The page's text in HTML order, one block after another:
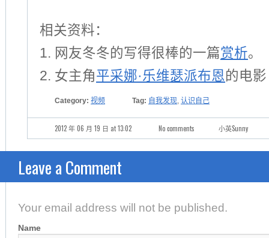
相关资料：
1. 网友冬冬的写得很棒的一篇赏析。
2. 女主角平采娜·乐维瑟派布恩的电
Category: 视频 Tag: 自我发现, 认识自己
2012 年 06 月 19 日 at 13:02 No comments 小英Sunny
Leave a Comment
Your email address will not be published.
Name